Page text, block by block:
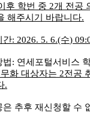
후 학번 중 2개 전공
해주시기 바랍니다.
간: 2026. 5. 6.(수)
법: 연세포털서비스
화 대상자는 2전공
.
은 추후 재신청할 수